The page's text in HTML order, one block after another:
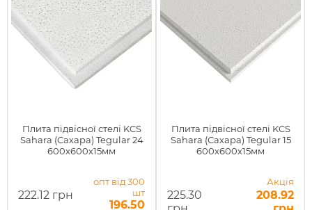
Плита підвісної стелі KCS
Sahara (Сахара) Tegular 24
600х600х15мм
222.12 грн
опт від 300
шт
196.50
Плита підвісної стелі KCS
Sahara (Сахара) Tegular 15
600х600х15мм
225.30
Акція
208.92